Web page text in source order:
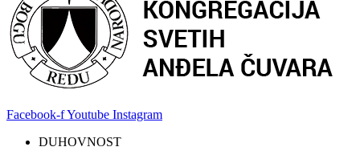
Facebook-fYoutube Instagram
DUHOVNOST